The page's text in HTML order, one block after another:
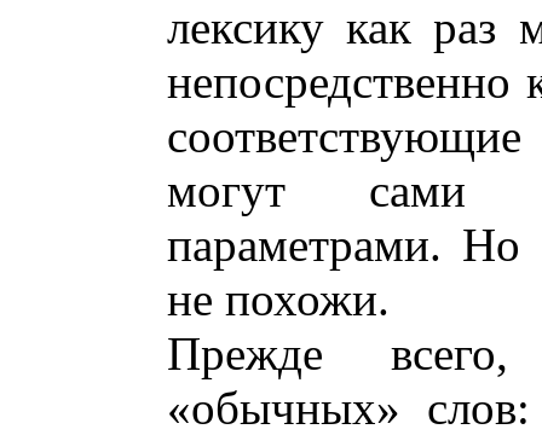
лексику как раз
непосредственно
могут сами
параметрами. Но
не похожи.
Прежде
«обычных» слов: